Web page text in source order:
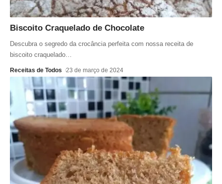
Biscoito Craquelado de Chocolate
Descubra o segredo da crocância perfeita com nossa receita de
biscoito craquelado…
Receitas de Todos 23 de março de 2024